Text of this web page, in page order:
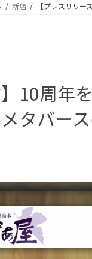
新店 【プレスリリ
10周年
タバー